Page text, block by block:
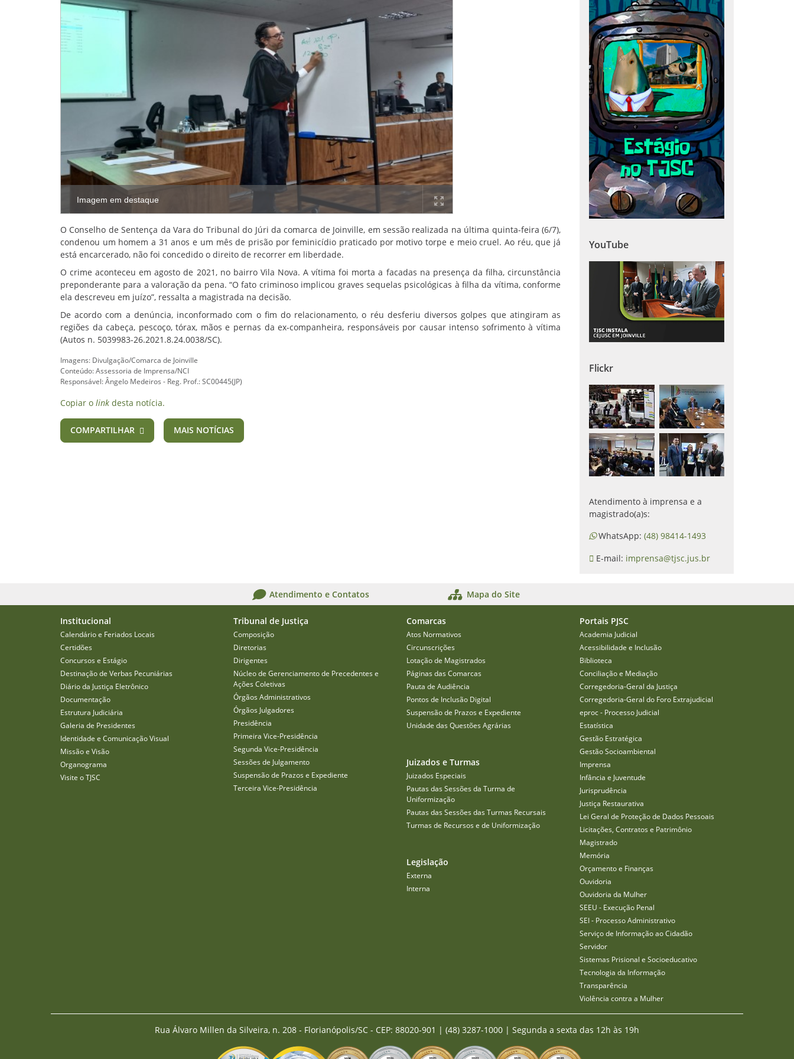
Imagem em destaque
O Conselho de Sentença da Vara do Tribunal do Júri da comarca de Joinville, em sessão realizada na última quinta-feira (6/7),
condenou um homem a 31 anos e um mês de prisão por feminicídio praticado por motivo torpe e meio cruel. Ao réu, que já
está encarcerado, não foi concedido o direito de recorrer em liberdade.
O crime aconteceu em agosto de 2021, no bairro Vila Nova. A vítima foi morta a facadas na presença da filha, circunstância
preponderante para a valoração da pena. “O fato criminoso implicou graves sequelas psicológicas à filha da vítima, conforme
ela descreveu em juízo”, ressalta a magistrada na decisão.
De acordo com a denúncia, inconformado com o fim do relacionamento, o réu desferiu diversos golpes que atingiram as
regiões da cabeça, pescoço, tórax, mãos e pernas da ex-companheira, responsáveis por causar intenso sofrimentoà vítima
(Autos n. 5039983-26.2021.8.24.0038/SC).
Imagens: Divulgação/Comarca de Joinville
Conteúdo: Assessoria de Imprensa/NCI
Responsável: Ângelo Medeiros - Reg. Prof.: SC00445(JP)
Copiar o link desta notícia.
COMPARTILHAR MAIS NOTÍCIAS
YouTube
Flickr
Atendimento à imprensa e a
magistrado(a)s:
WhatsApp: (48) 98414-1493
E-mail: imprensa@tjsc.jus.br
Atendimento e Contatos Mapa do Site
Institucional
Calendário e Feriados Locais
Certidões
Concursos e Estágio
Destinação de Verbas Pecuniárias
Diário da Justiça Eletrônico
Documentação
Estrutura Judiciária
Galeria de Presidentes
Identidade e Comunicação Visual
Missão e Visão
Organograma
Visite o TJSC
Tribunal de Justiça
Composição
Diretorias
Dirigentes
Núcleo de Gerenciamento de Precedentes e
Ações Coletivas
Órgãos Administrativos
Órgãos Julgadores
Presidência
Primeira Vice-Presidência
Segunda Vice-Presidência
Sessões de Julgamento
Suspensão de Prazos e Expediente
Terceira Vice-Presidência
Comarcas
Atos Normativos
Circunscrições
Lotação de Magistrados
Páginas das Comarcas
Pauta de Audiência
Pontos de Inclusão Digital
Suspensão de Prazos e Expediente
Unidade das Questões Agrárias
Juizados e Turmas
Juizados Especiais
Pautas das Sessões da Turma de
Uniformização
Pautas das Sessões das Turmas Recursais
Turmas de Recursos e de Uniformização
Legislação
Externa
Interna
Portais PJSC
Academia Judicial
Acessibilidade e Inclusão
Biblioteca
Conciliação e Mediação
Corregedoria-Geral da Justiça
Corregedoria-Geral do Foro Extrajudicial
eproc - Processo Judicial
Estatística
Gestão Estratégica
Gestão Socioambiental
Imprensa
Infância e Juventude
Jurisprudência
Justiça Restaurativa
Lei Geral de Proteção de Dados Pessoais
Licitações, Contratos e Patrimônio
Magistrado
Memória
Orçamento e Finanças
Ouvidoria
Ouvidoria da Mulher
SEEU - Execução Penal
SEI - Processo Administrativo
Serviço de Informação ao Cidadão
Servidor
Sistemas Prisional e Socioeducativo
Tecnologia da Informação
Transparência
Violência contra a Mulher
Rua Álvaro Millen da Silveira, n. 208 - Florianópolis/SC - CEP: 88020-901 | (48) 3287-1000 | Segunda a sexta das 12h às 19h